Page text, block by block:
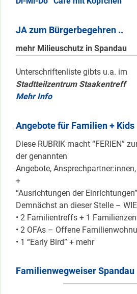
JA zum Bürgerbegehren ..
mehr Milieuschutz in Spandau
Unterschriftenliste gibts u.a. im
Stadtteilzentrum Staakentreff
Mehr Info
Angebote für Familien + Kids
Diese RUBRIK macht “FERIEN”
der genannten
Angebote,
+
“Ausrichtungen der Einrichtungen”
Demnächst an dieser Stelle –
• 2 Familientreffs + 1
• 2 OFAs – Offene
• 1 “Early Bird” + mehr
Familienwegweiser Spandau